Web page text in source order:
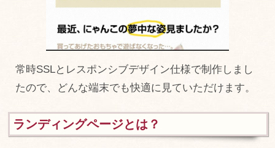
常時SSLとレスポンシブデザイン仕様で制作しまし
たので、どんな端末でも快適に見ていただけます。
ランディングページとは？